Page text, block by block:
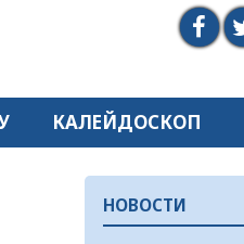
КАЛЕЙДОСКОП
НОВОСТИ